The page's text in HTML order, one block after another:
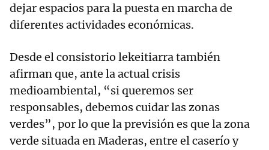
dejar espacios para la puesta en marcha de
diferentes actividades económicas.
Desde el consistorio lekeitiarra también
afirman que, ante la actual crisis
medioambiental, “si queremos ser
responsables, debemos cuidar las zonas
verdes”, por lo que la previsión es que la zona
verde situada en Maderas, entre el caserío y